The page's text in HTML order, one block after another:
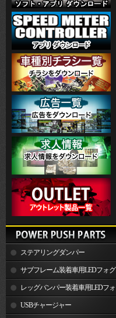
ステアリングダンパー
サブフレーム装着車用LEDフォグ
ランプレッグバンパー装着車用LEDフォ
グランプUSBチャージャー